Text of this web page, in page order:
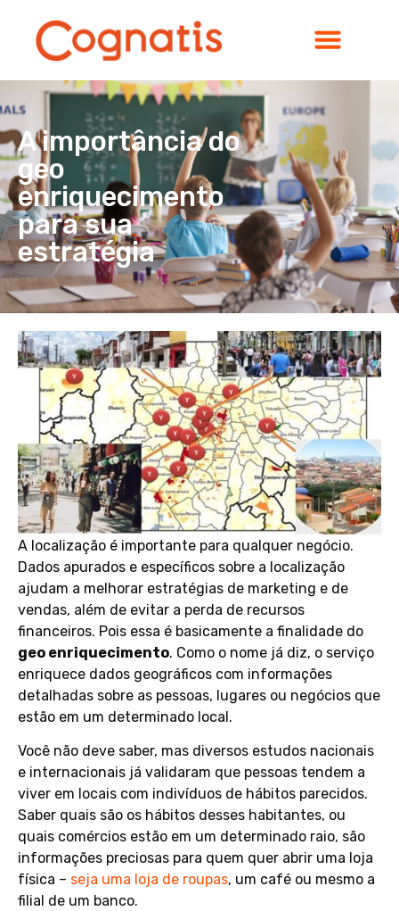
A importância do
geo
enriquecimento
para sua
estratégia
A localização é importante para qualquer negócio.
Dados apurados e específicos sobre a localização
ajudam a melhorar estratégias de marketing e de
vendas, além de evitar a perda de recursos
financeiros. Pois essa é basicamente a finalidade do
geo enriquecimento. Como o nome já diz, o serviço
enriquece dados geográficos com informações
detalhadas sobre as pessoas, lugares ou negócios que
estão em um determinado local.
Você não deve saber, mas diversos estudos nacionais
e internacionais já validaram que pessoas tendem a
viver em locais com indivíduos de hábitos parecidos.
Saber quais são os hábitos desses habitantes, ou
quais comércios estão em um determinado raio, são
informações preciosas para quem quer abrir uma loja
física – seja uma loja de roupas, um café ou mesmo a
filial de um banco.